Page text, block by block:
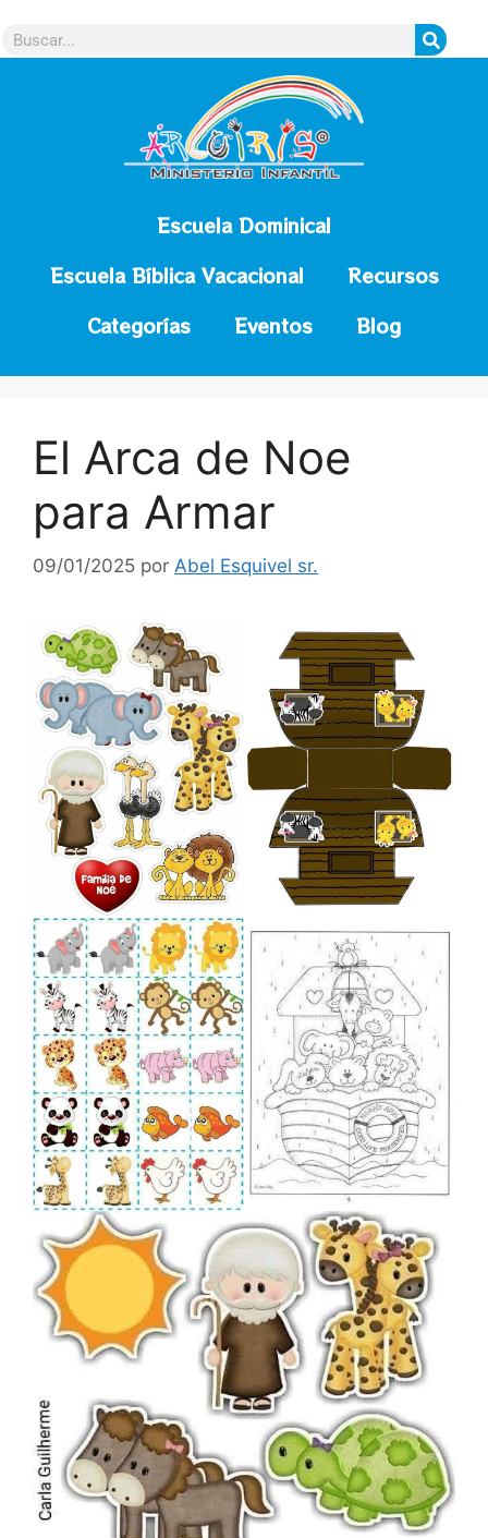
Escuela Dominical
Escuela Bíblica Vacacional
Recursos
Categorías
Eventos Blog
El Arca de Noe
para Armar
09/01/2025 por Abel Esquivel sr.